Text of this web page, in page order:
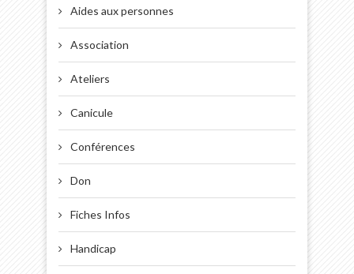
Aides aux personnes
Association
Ateliers
Canicule
Conférences
Don
Fiches Infos
Handicap